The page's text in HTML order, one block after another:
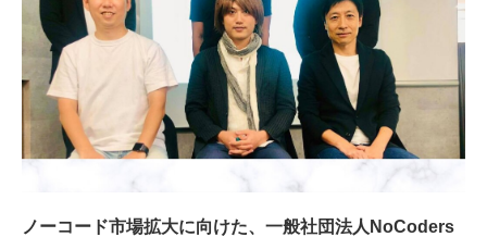
ノーコード市場拡大に向けた、一般社団法人NoCoders